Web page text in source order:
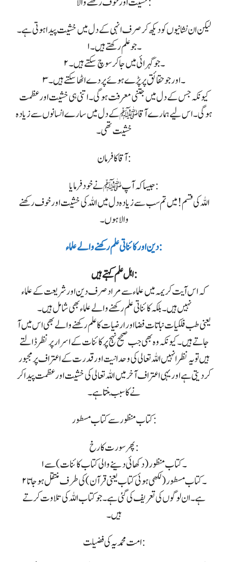
لیکن ان نشانیوں کو دیکھ کر صرف انہی کے دل میں خشیت پیدا ہوتی ہے۔
۱۔ جو علم رکھتے ہیں۔
۲۔ جو گہرائی میں جا کر سوچ سکتے ہیں۔
۳۔ اور جو حقائق پر پڑے ہوئے پردے اٹھا سکتے ہیں۔
کیونکہ جس کے دل میں جتنی معرفت ہوگی۔ اتنی ہی خشیت اور عظمت
ہوگی۔ اس لیے ہمارے آقا ﷺ کے دل میں سارے انسانوں سے زیادہ
خشیت تھی۔
آقا کا فرمان :
جیسا کہ آپ ﷺ نے خودفرمایا:
اللہ کی قسم! میں تم سب سے زیادہ دل میں اللہ کی خشیت اور خوف رکھنے
والا ہوں۔
دین اور کائناتی علم رکھنے والے علماء:
اہل علم کہتے ہیں:
کہ اس آیت کریمہ میں علماء سے مراد صرف دین اور شریعت کے علماء
نہیں ہیں ۔ بلکہ کائناتی علم رکھنے والے علماء بھی شامل ہیں۔
یعنی طب فلکیات نباتات فضا اور ارضیات کا علم رکھنے والے بھی اس میں آ
جاتے ہیں۔ کیونکہ وہ بھی جب صحیح نہج پر کائنات کے اسرار پر نظر ڈالتے
ہیں تو یہ نظر انہیں اللہ تعالی کی وحدانیت اور قدرت کے اعتراف پر مجبور
کر دیتی ہے اور یہی اعتراف آخر میں اللہ تعالی کی خشیت اور عظمت پیدا کر
نے کا سبب بنتا ہے۔
کتاب منظور سے کتاب مسطور:
پھر سورت کا رخ:
۱۔ کتاب منظور ( دکھائی دینے والی کتاب کائنات ) سے
۲۔ کتاب مسطور ( لکھی ہوئی کتاب یعنی قرآن ) کی طرف منتقل ہو جاتا
ہے۔ ان لوگوں کی تعریف کی گئی ہے۔ جو کتاب اللہ کی تلاوت کرتے
ہیں۔
امت محمدیہ کی فضیلت: